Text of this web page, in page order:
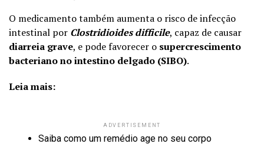
O medicamento também aumenta o risco de infecção
intestinal por Clostridioides difficile, capaz de causar
diarreia grave, e pode favorecer o supercrescimento
bacteriano no intestino delgado (SIBO).
Leia mais:
ADVERTISEMENT
Saiba como um remédio age no seu corpo